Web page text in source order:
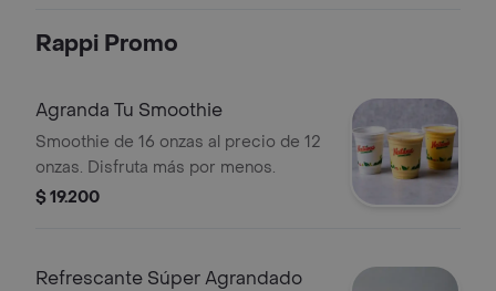
Rappi Promo
Agranda Tu Smoothie
Smoothie de 16 onzas al precio de 12
onzas. Disfruta más por menos.
$ 19.200
Refrescante Súper Agrandado